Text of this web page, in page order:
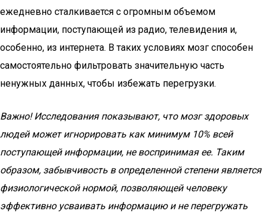
ежедневно сталкивается с огромным объемом
информации, поступающей из радио, телевидения и,
особенно, из интернета. В таких условиях мозг способен
самостоятельно фильтровать значительную часть
ненужных данных, чтобы избежать перегрузки.
Важно! Исследования показывают, что мозг здоровых
людей может игнорировать как минимум 10% всей
поступающей информации, не воспринимая ее. Таким
образом, забывчивость в определенной степени является
физиологической нормой, позволяющей человеку
эффективно усваивать информацию и не перегружать